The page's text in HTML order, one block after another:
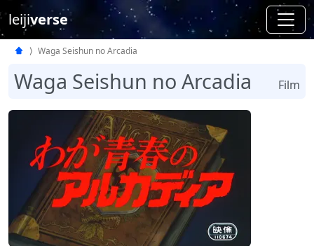
leijiverse
Waga Seishun no Arcadia
Waga Seishun no Arcadia Film